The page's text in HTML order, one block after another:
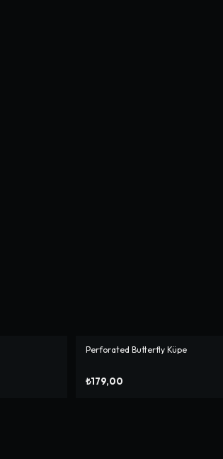
Perforated Butterfly Küpe
₺179,00